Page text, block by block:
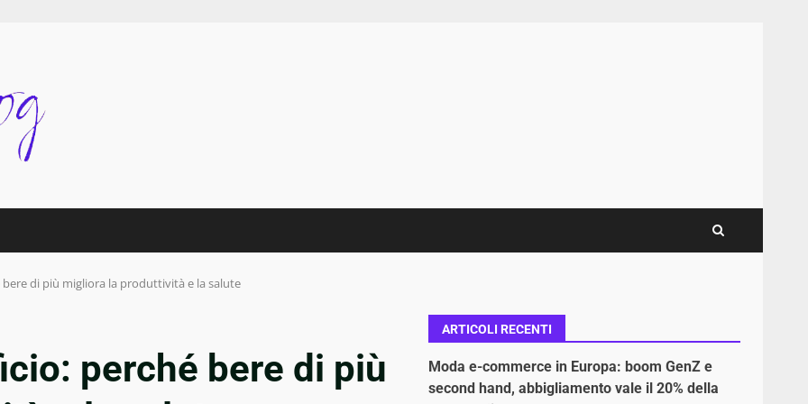
di più migliora la produttività e la salute
perché bere di più
ARTICOLI RECENTI
Moda e-commerce in Europa: boom GenZ e
second hand, abbigliamento vale il 20% della